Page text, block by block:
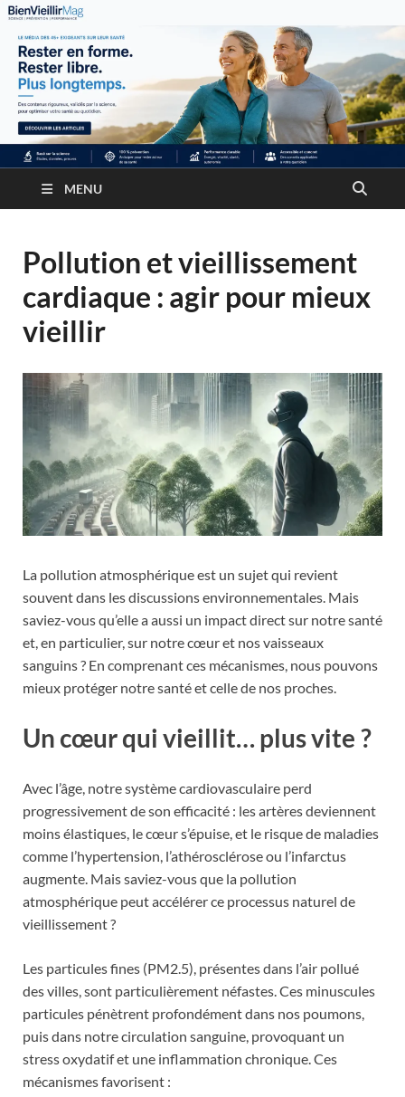
MENU
Pollution et vieillissement
cardiaque : agir pour mieux
vieillir
La pollution atmosphérique est un sujet qui revient
souvent dans les discussions environnementales. Mais
saviez-vous qu’elle a aussi un impact direct sur notre santé
et, en particulier, sur notre cœur et nos vaisseaux
sanguins ? En comprenant ces mécanismes, nous pouvons
mieux protéger notre santé et celle de nos proches.
Un cœur qui vieillit… plus vite ?
Avec l’âge, notre système cardiovasculaire perd
progressivement de son efficacité : les artères deviennent
moins élastiques, le cœur s’épuise, et le risque de maladies
comme l’hypertension, l’athérosclérose ou l’infarctus
augmente. Mais saviez-vous que la pollution
atmosphérique peut accélérer ce processus naturel de
vieillissement ?
Les particules fines (PM2.5), présentes dans l’air pollué
des villes, sont particulièrement néfastes. Ces minuscules
particules pénètrent profondément dans nos poumons,
puis dans notre circulation sanguine, provoquant un
stress oxydatif et une inflammation chronique. Ces
mécanismes favorisent :